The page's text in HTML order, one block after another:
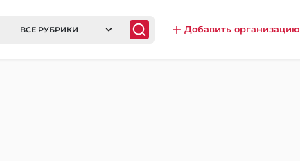
ВСЕ РУБРИКИ Добавить организацию